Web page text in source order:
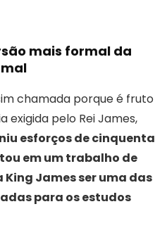
mais formal da
chamada porque é fruto
exigida pelo Rei James,
esforços de cinquenta
em um trabalho de
James ser uma das
para os estudos